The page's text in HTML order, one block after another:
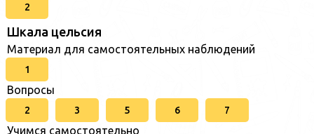
2
Шкала цельсия
Материал для самостоятельных наблюдений
1
Вопросы
2 3 5 6 7
Учимся самостоятельно